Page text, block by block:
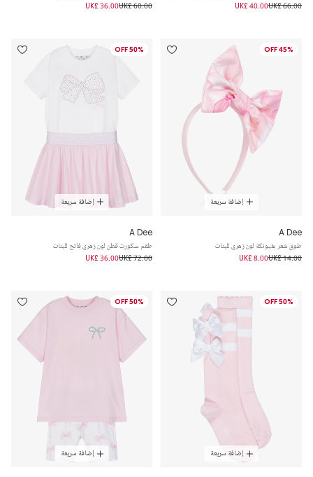
UK£ 66.00
UK£ 40.00
UK£ 60.00
UK£ 36.00
45% OFF
إضافة سريعة
A Dee
طوق شعر بفيونكة لون زهري للبنات
UK£ 14.00
UK£ 8.00
50% OFF
إضافة سريعة
A Dee
طقم سكورت قطن لون زهري فاتح للبنات
UK£ 72.00
UK£ 36.00
50% OFF
إضافة سريعة
50% OFF
إضافة سريعة